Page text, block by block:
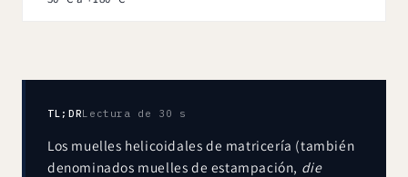
TL;DRLectura de 30 s
Los muelles helicoidales de matricería (también
denominados muelles de estampación, die